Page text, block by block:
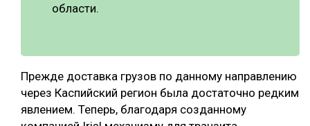
области.
Прежде доставка грузов по данному направлению
через Каспийский регион была достаточно редким
явлением. Теперь, благодаря созданному